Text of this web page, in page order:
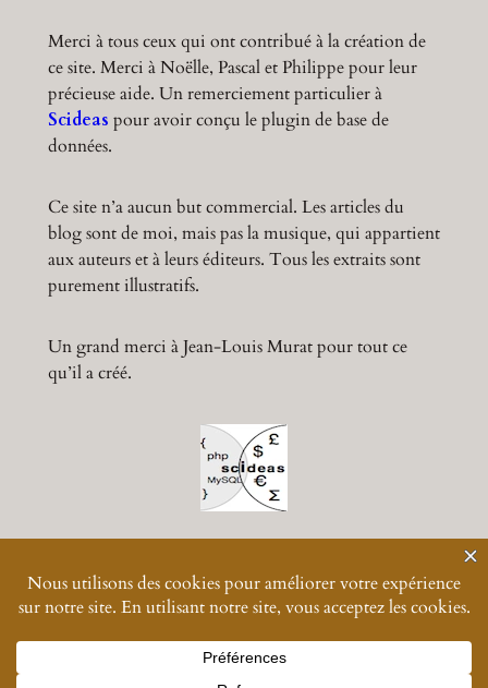
Merci à tous ceux qui ont contribué à la création de
ce site. Merci à Noëlle, Pascal et Philippe pour leur
précieuse aide. Un remerciement particulier à
Scideas pour avoir conçu le plugin de base de
données.
Ce site n’a aucun but commercial. Les articles du
blog sont de moi, mais pas la musique, qui appartient
aux auteurs et à leurs éditeurs. Tous les extraits sont
purement illustratifs.
Un grand merci à Jean-Louis Murat pour tout ce
qu’il a créé.
© 2024-2026Muratmusiques
Vos données personnelles